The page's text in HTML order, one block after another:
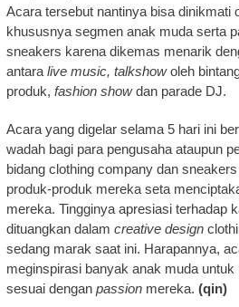
Acara tersebut nantinya bisa dinikmati
khususnya segmen anak muda serta
sneakers karena dikemas menarik
antara live music, talkshowoleh
produk, fashion showdan parade DJ.
Acara yang digelar selama 5 hari ini
wadah bagi para pengusaha ataupun
bidang clothing company dan
produk-produk mereka seta
mereka. Tingginya apresiasi terhadap
dituangkan dalam creative design
sedang marak saat ini. Harapannya,
meginspirasi banyak anak muda untuk
sesuai dengan passionmereka. (qin)